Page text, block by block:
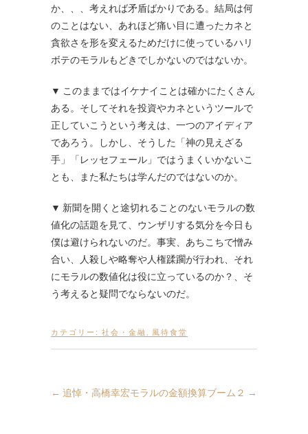
か、、、考えれば矛盾ばかりである。結局は何
のことはない、あれほど痛い目に遭ったカネと
貪欲さを形を変えるためだけに使っているハリ
ボテのモラルもどきでしかないのではないか。
▼ このままではイケナイことは確かにたくさん
ある。そしてそれを投資やカネというツールで
正していこうという考えは、一つのアイディア
であろう。しかし、そうした「神の見えざる
手」「レッセフェール」ではうまくいかないこ
とも、また私たちは学んだのではないのか。
▼ 新聞を開くと途切れることのないモラルの数
値化の話題を見て、ウンザリする気分を今日も
僕は避けられないのだ。事実、あちこちで憎み
合い、人殺しや略奪や人権蹂躙が行われ、それ
にモラルの数値化は役に立っているのか？、そ
う考えると疑問でならないのだ。
カテゴリー: 社会・金融 風待食堂
← 追悼・高橋幸宏モラルの金額換算ブーム２ →